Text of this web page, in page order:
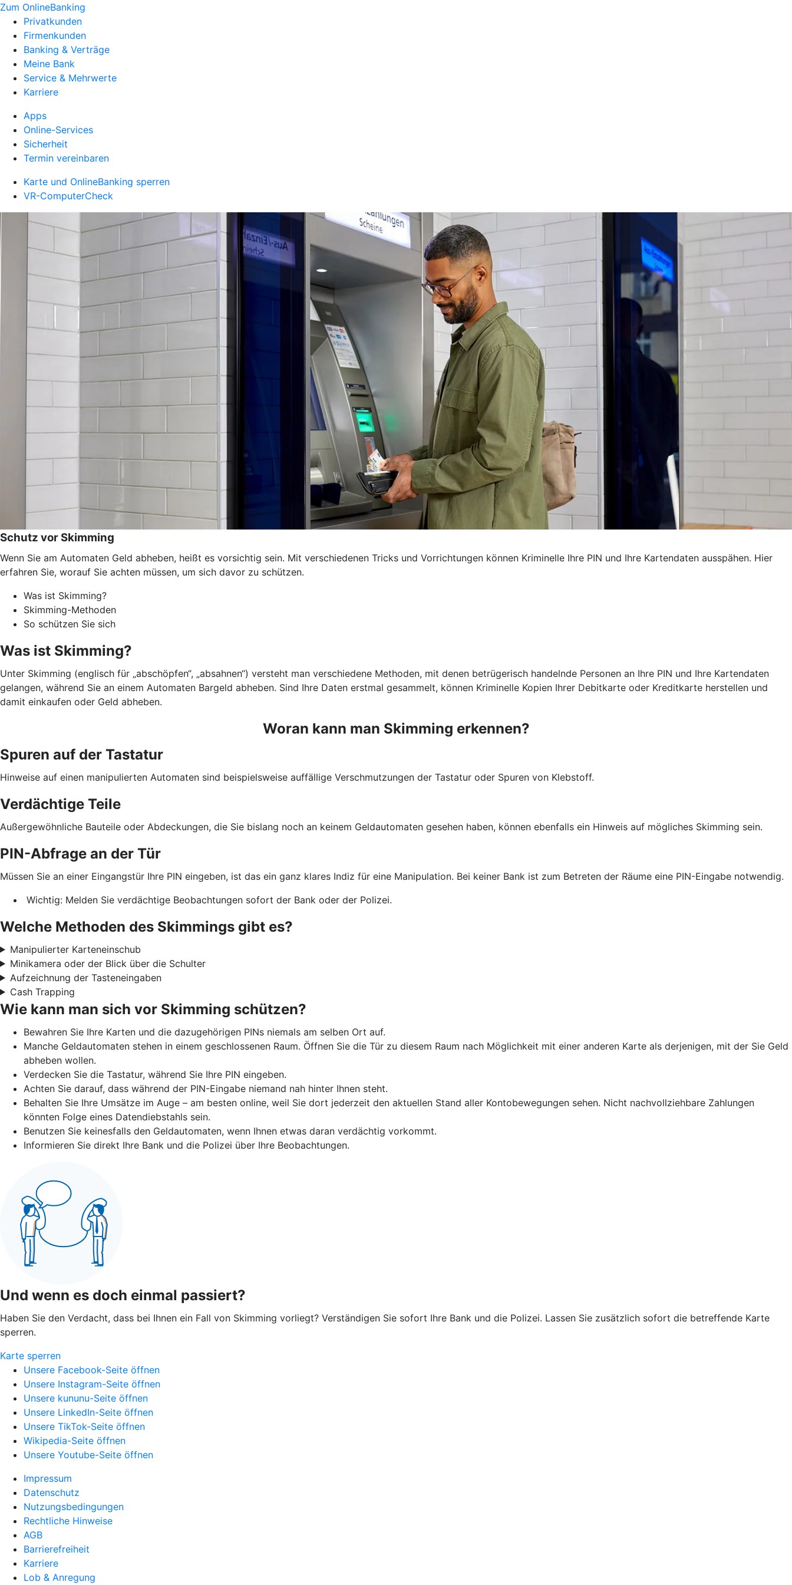
Zum OnlineBanking
Privatkunden
Firmenkunden
Banking & Verträge
Meine Bank
Service & Mehrwerte
Karriere
Apps
Online-Services
Sicherheit
Termin vereinbaren
Karte und OnlineBanking sperren
VR-ComputerCheck
Schutz vor Skimming
Wenn Sie am Automaten Geld abheben, heißt es vorsichtig sein. Mit verschiedenen Tricks und Vorrichtungen können Kriminelle Ihre PIN und Ihre Kartendaten ausspähen. Hier
erfahren Sie, worauf Sie achten müssen, um sich davor zu schützen.
Was ist Skimming?
Skimming-Methoden
So schützen Sie sich
Was ist Skimming?
Unter Skimming (englisch für „abschöpfen“, „absahnen“) versteht man verschiedene Methoden, mit denen betrügerisch handelnde Personen an Ihre PIN und Ihre Kartendaten
gelangen, während Sie an einem Automaten Bargeld abheben. Sind Ihre Daten erstmal gesammelt, können Kriminelle Kopien Ihrer Debitkarte oder Kreditkarte herstellen und
damit einkaufen oder Geld abheben.
Woran kann man Skimming erkennen?
Spuren auf der Tastatur
Hinweise auf einen manipulierten Automaten sind beispielsweise auffällige Verschmutzungen der Tastatur oder Spuren von Klebstoff.
Verdächtige Teile
Außergewöhnliche Bauteile oder Abdeckungen, die Sie bislang noch an keinem Geldautomaten gesehen haben, können ebenfalls ein Hinweis auf mögliches Skimming sein.
PIN-Abfrage an der Tür
Müssen Sie an einer Eingangstür Ihre PIN eingeben, ist das ein ganz klares Indiz für eine Manipulation. Bei keiner Bank ist zum Betreten der Räume eine PIN-Eingabe notwendig.
Wichtig: Melden Sie verdächtige Beobachtungen sofort der Bank oder der Polizei.
Welche Methoden des Skimmings gibt es?
Manipulierter Karteneinschub
Minikamera oder der Blick über die Schulter
Aufzeichnung der Tasteneingaben
Cash Trapping
Wie kann man sich vor Skimming schützen?
Bewahren Sie Ihre Karten und die dazugehörigen PINs niemals am selben Ort auf.
Manche Geldautomaten stehen in einem geschlossenen Raum. Öffnen Sie die Tür zu diesem Raum nach Möglichkeit mit einer anderen Karte als derjenigen, mit der Sie Geld
abheben wollen.
Verdecken Sie die Tastatur, während Sie Ihre PIN eingeben.
Achten Sie darauf, dass während der PIN-Eingabe niemand nah hinter Ihnen steht.
Behalten Sie Ihre Umsätze im Auge – am besten online, weil Sie dort jederzeit den aktuellen Stand aller Kontobewegungen sehen. Nicht nachvollziehbare Zahlungen
könnten Folge eines Datendiebstahls sein.
Benutzen Sie keinesfalls den Geldautomaten, wenn Ihnen etwas daran verdächtig vorkommt.
Informieren Sie direkt Ihre Bank und die Polizei über Ihre Beobachtungen.
Und wenn es doch einmal passiert?
Haben Sie den Verdacht, dass bei Ihnen ein Fall von Skimming vorliegt? Verständigen Sie sofort Ihre Bank und die Polizei. Lassen Sie zusätzlich sofort die betreffende Karte
sperren.
Karte sperren
Unsere Facebook-Seite öffnen
Unsere Instagram-Seite öffnen
Unsere kununu-Seite öffnen
Unsere LinkedIn-Seite öffnen
Unsere TikTok-Seite öffnen
Wikipedia-Seite öffnen
Unsere Youtube-Seite öffnen
Impressum
Datenschutz
Nutzungsbedingungen
Rechtliche Hinweise
AGB
Barrierefreiheit
Karriere
Lob & Anregung